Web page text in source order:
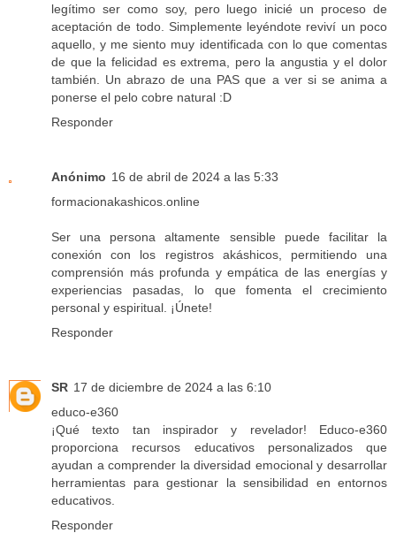
legítimo ser como soy, pero luego inicié un proceso de
aceptación de todo. Simplemente leyéndote reviví un poco
aquello, y me siento muy identificada con lo que comentas
de que la felicidad es extrema, pero la angustia y el dolor
también. Un abrazo de una PAS que a ver si se anima a
ponerse el pelo cobre natural :D
Responder
Anónimo 16 de abril de 2024 a las 5:33
formacionakashicos.online
Ser una persona altamente sensible puede facilitar la
conexión con los registros akáshicos, permitiendo una
comprensión más profunda y empática de las energías y
experiencias pasadas, lo que fomenta el crecimiento
personal y espiritual. ¡Únete!
Responder
SR 17 de diciembre de 2024 a las 6:10
educo-e360
¡Qué texto tan inspirador y revelador! Educo-e360
proporciona recursos educativos personalizados que
ayudan a comprender la diversidad emocional y desarrollar
herramientas para gestionar la sensibilidad en entornos
educativos.
Responder